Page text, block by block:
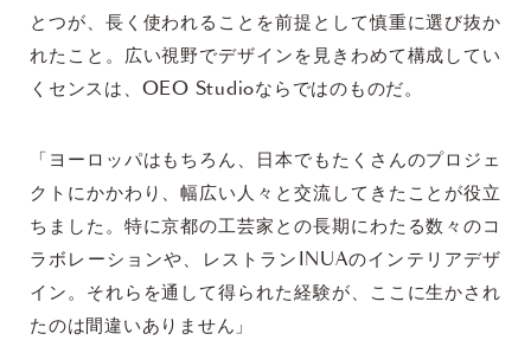
とつが、長く使われることを前提として慎重に選び抜か
れたこと。広い視野でデザインを見きわめて構成してい
くセンスは、OEO Studioならではのものだ。
「ヨーロッパはもちろん、日本でもたくさんのプロジェ
クトにかかわり、幅広い人々と交流してきたことが役立
ちました。特に京都の工芸家との長期にわたる数々のコ
ラボレーションや、レストランINUAのインテリアデザ
イン。それらを通して得られた経験が、ここに生かされ
たのは間違いありません」